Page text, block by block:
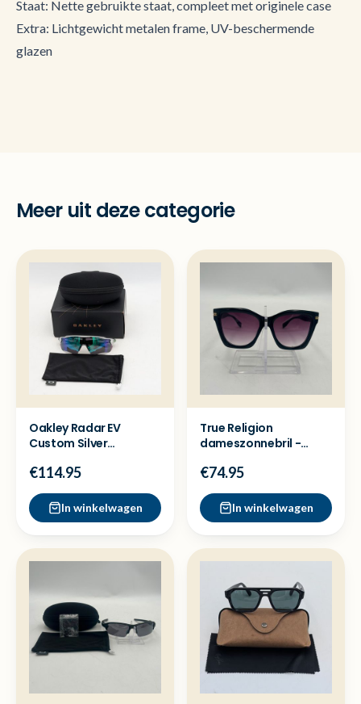
Staat: Nette gebruikte staat, compleet met originele case
Extra: Lichtgewicht metalen frame, UV-beschermende
glazen
Meer uit deze categorie
Oakley Radar EV
Custom Silver
€114.95
In winkelwagen
True Religion
dameszonnebril -
€74.95
In winkelwagen